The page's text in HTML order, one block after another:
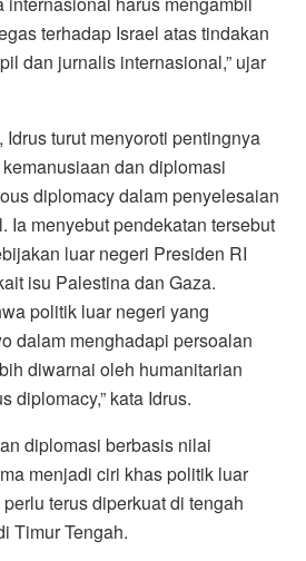
terhadap Israel atas tindakan
dan jurnalis internasional,” ujar
turut menyoroti pentingnya
dan diplomasi
diplomacy dalam penyelesaian
Ia menyebut pendekatan tersebut
luar negeri Presiden RI
isu Palestina dan Gaza.
politik luar negeri yang
dalam menghadapi persoalan
diwarnai oleh humanitarian
diplomacy,” kata Idrus.
diplomasi berbasis nilai
menjadi ciri khas politik luar
terus diperkuat di tengah
Timur Tengah.